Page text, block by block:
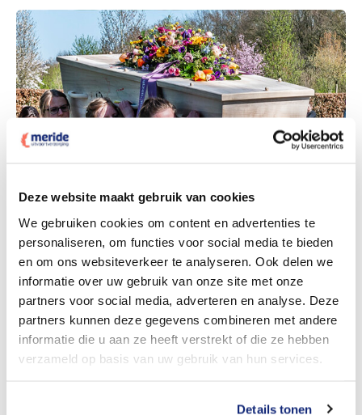
Deze website maakt gebruik van cookies
We gebruiken cookies om content en advertenties te
personaliseren, om functies voor social media te bieden
en om ons websiteverkeer te analyseren. Ook delen we
informatie over uw gebruik van onze site met onze
partners voor social media, adverteren en analyse. Deze
partners kunnen deze gegevens combineren met andere
informatie die u aan ze heeft verstrekt of die ze hebben
verzameld op basis van uw gebruik van hun services.
Details tonen
Dit kost een begrafenis
Bekijk tarieven voor begrafenis
Bekijk tarieven voor crematie